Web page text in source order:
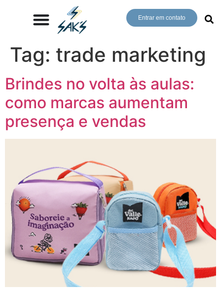
Entrar em contato
Tag: trade marketing
Brindes no volta às aulas:
como marcas aumentam
presença e vendas